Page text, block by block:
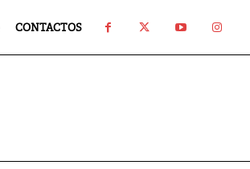
CONTACTOS